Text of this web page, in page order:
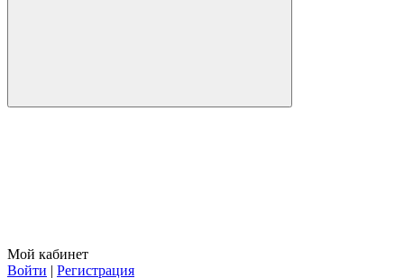
Мой кабинет
Войти | Регистрация